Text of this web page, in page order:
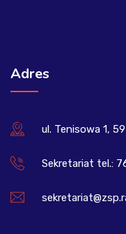
Adres
ul. Tenisowa 1,
Sekretariat tel.: